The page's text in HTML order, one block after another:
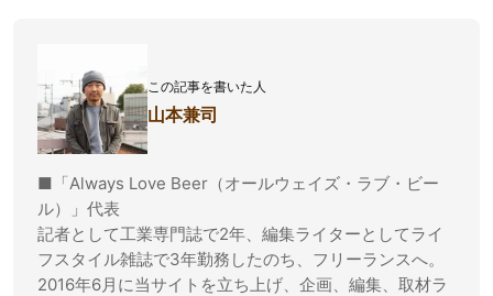
この記事を書いた人
山本兼司
■「Always Love Beer（オールウェイズ・ラブ・ビー
ル）」代表
記者として工業専門誌で2年、編集ライターとしてライ
フスタイル雑誌で3年勤務したのち、フリーランスへ。
2016年6月に当サイトを立ち上げ、企画、編集、取材ラ